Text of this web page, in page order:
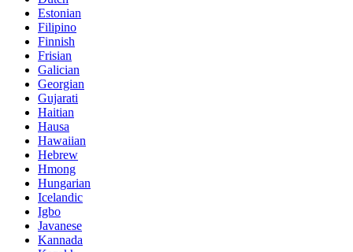
Estonian
Filipino
Finnish
Frisian
Galician
Georgian
Gujarati
Haitian
Hausa
Hawaiian
Hebrew
Hmong
Hungarian
Icelandic
Igbo
Javanese
Kannada